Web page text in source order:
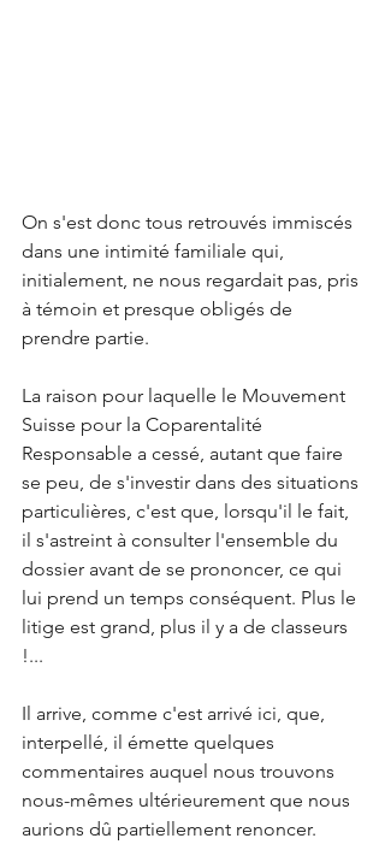
On s'est donc tous retrouvés immiscés
dans une intimité familiale qui,
initialement, ne nous regardait pas, pris
à témoin et presque obligés de
prendre partie.
La raison pour laquelle le Mouvement
Suisse pour la Coparentalité
Responsable a cessé, autant que faire
se peu, de s'investir dans des situations
particulières, c'est que, lorsqu'il le fait,
il s'astreint à consulter l'ensemble du
dossier avant de se prononcer, ce qui
lui prend un temps conséquent. Plus le
litige est grand, plus il y a de classeurs
!...
Il arrive, comme c'est arrivé ici, que,
interpellé, il émette quelques
commentaires auquel nous trouvons
nous-mêmes ultérieurement que nous
aurions dû partiellement renoncer.